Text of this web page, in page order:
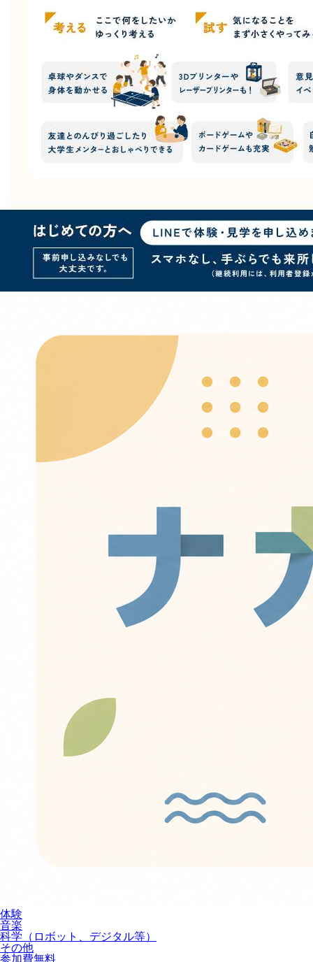
体験
音楽
科学（ロボット、デジタル等）
その他
参加費無料